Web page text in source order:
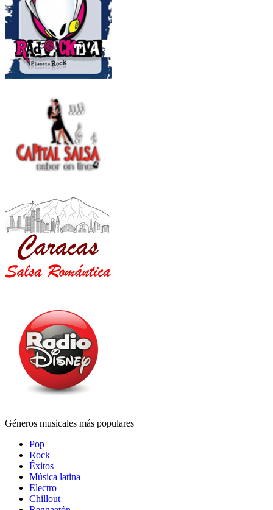
Géneros musicales más populares
Pop
Rock
Éxitos
Música latina
Electro
Chillout